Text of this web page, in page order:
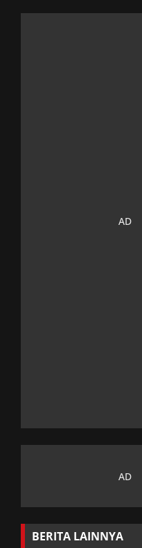
BERITA LAINNYA